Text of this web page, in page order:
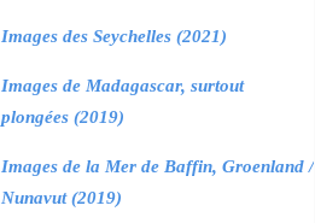
Images des Seychelles (2021)
Images de Madagascar, surtout
plongées (2019)
Images de la Mer de Baffin, Groenland /
Nunavut (2019)